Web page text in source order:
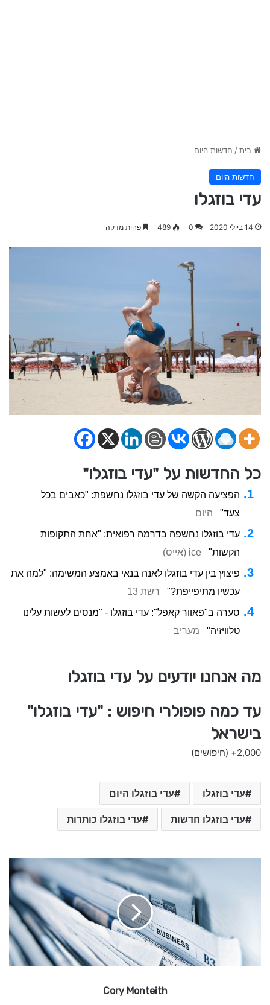
בית/ חדשות היום
חדשות היום
עדי בוזגלו
14 ביולי 2020 0
489 פחות מדקה
כל החדשות על "עדי בוזגלו"
הפציעה הקשה של עדי בוזגלו נחשפת: "כאבים בכל
צעד"
היום
עדי בוזגלו נחשפה בדרמה רפואית: "אחת התקופות
הקשות"
ice (אייס)
פיצוץ בין עדי בוזגלו לאנה בנאי באמצע המשימה: "למה את
עכשיו מתיפייפת?"
רשת 13
סערה ב"פאוור קאפל": עדי בוזגלו - "מנסים לעשות עלינו
טלוויזיה"
מעריב
מה אנחנו יודעים על עדי בוזגלו
עד כמה פופולרי חיפוש : "עדי בוזגלו"
בישראל
2,000+ (חיפושים)
עדי בוזגלו עדי בוזגלו היום
עדי בוזגלו חדשות עדי בוזגלו כותרות
e
Cory Monteith